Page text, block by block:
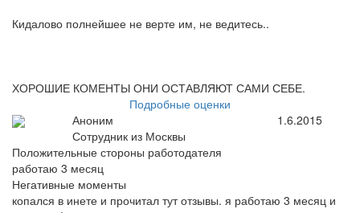
Кидалово полнейшее не верте им, не ведитесь..
ХОРОШИЕ КОМЕНТЫ ОНИ ОСТАВЛЯЮТ САМИ СЕБЕ.
Подробные оценки
Аноним
Сотрудник из Москвы
1.6.2015
Положительные стороны работодателя
работаю 3 месяц
Негативные моменты
копался в инете и прочитал тут отзывы. я работаю 3 месяц и